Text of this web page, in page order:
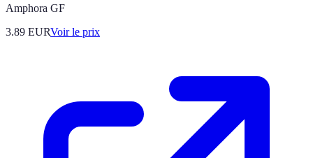
Amphora GF
3.89 EURVoir le prix